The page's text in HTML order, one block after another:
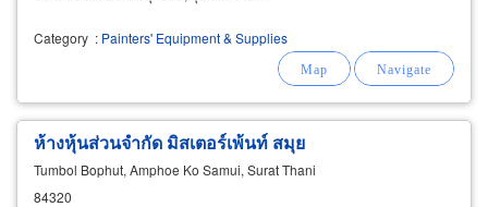
Category : Painters' Equipment & Supplies
ห้างหุ้นส่วนจำกัด มิสเตอร์เพ้นท์ สมุย
Tumbol Bophut, Amphoe Ko Samui, Surat Thani
84320